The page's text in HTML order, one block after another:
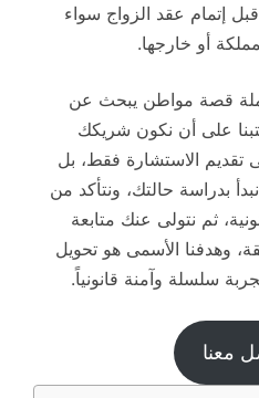
إتمام عقد الزواج سواء
أو خارجها.
قصة مواطن يبحث عن
على أن نكون شريكك
تقديم الاستشارة فقط، بل
بدراسة حالتك، ونتأكد من
ثم نتولى عنك متابعة
وهدفنا الأسمى هو تحويل
سلسلة وآمنة قانونياً.
معنا